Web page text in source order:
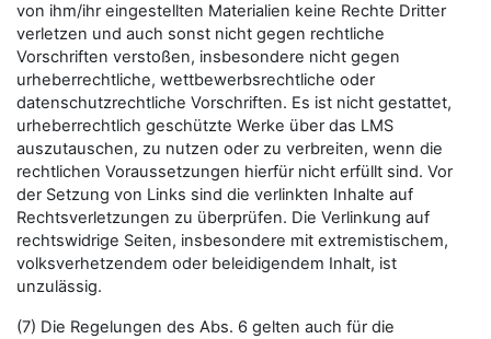
von ihm/ihr eingestellten Materialien keine Rechte Dritter
verletzen und auch sonst nicht gegen rechtliche
Vorschriften verstoßen, insbesondere nicht gegen
urheberrechtliche, wettbewerbsrechtliche oder
datenschutzrechtliche Vorschriften. Es ist nicht gestattet,
urheberrechtlich geschützte Werke über das LMS
auszutauschen, zu nutzen oder zu verbreiten, wenn die
rechtlichen Voraussetzungen hierfür nicht erfüllt sind. Vor
der Setzung von Links sind die verlinkten Inhalte auf
Rechtsverletzungen zu überprüfen. Die Verlinkung auf
rechtswidrige Seiten, insbesondere mit extremistischem,
volksverhetzendem oder beleidigendem Inhalt, ist
unzulässig.
(7) Die Regelungen des Abs. 6 gelten auch für die